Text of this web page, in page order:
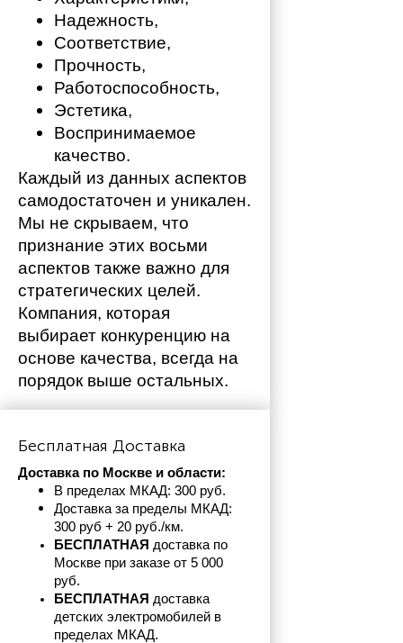
Надежность,
Соответствие,
Прочность,
Работоспособность,
Эстетика,
Воспринимаемое
качество.
Каждый из данных аспектов
самодостаточен и уникален.
Мы не скрываем, что
признание этих восьми
аспектов также важно для
стратегических целей.
Компания, которая
выбирает конкуренцию на
основе качества, всегда на
порядок выше остальных.
Бесплатная Доставка
Доставка по Москве и области:
В пределах МКАД: 300 руб.
Доставка за пределы МКАД:
300 руб + 20 руб./км.
БЕСПЛАТНАЯ доставка по
Москве при заказе от 5 000
руб.
БЕСПЛАТНАЯ доставка
детских электромобилей в
пределах МКАД.